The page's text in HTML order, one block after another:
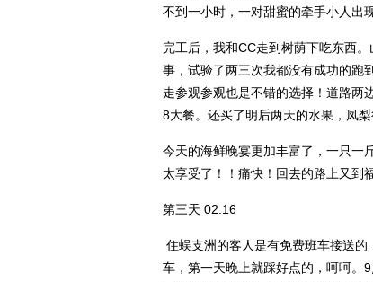
不到一小时，一对甜蜜的牵手小人出
完工后，我和CC走到树荫下吃东西
事，试验了两三次我都没有成功的跑
走参观参观也是不错的选择！道路两
8大餐。还买了明后两天的水果，凤梨
今天的海鲜晚宴更加丰富了，一只一
太享受了！！痛快！回去的路上又到
第三天 02.16
住蜈支洲的客人是有免费班车接送
车，第一天晚上就踩好点的，呵呵。